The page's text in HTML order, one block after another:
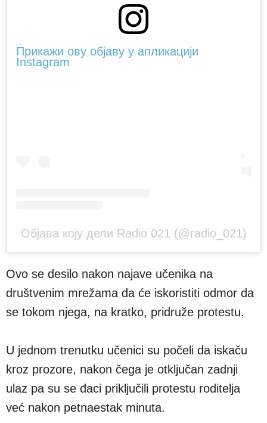
Прикажи ову објаву у апликацији
Instagram
Објава коју дели Radio 021 (@radio_021)
Ovo se desilo nakon najave učenika na
društvenim mrežama da će iskoristiti odmor da
se tokom njega, na kratko, pridruže protestu.
U jednom trenutku učenici su počeli da iskaču
kroz prozore, nakon čega je otključan zadnji
ulaz pa su se đaci priključili protestu roditelja
već nakon petnaestak minuta.